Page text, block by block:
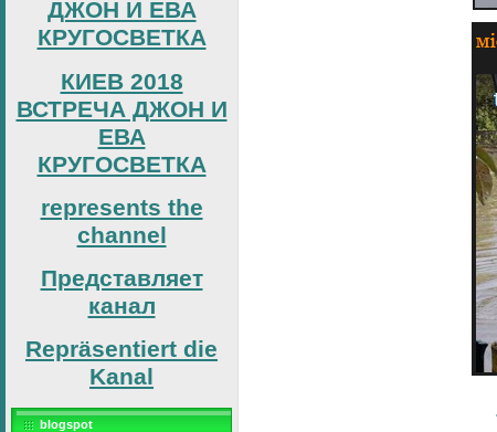
ДЖОН И ЕВА
КРУГОСВЕТКА
КИЕВ 2018
ВСТРЕЧА ДЖОН И
ЕВА
КРУГОСВЕТКА
represents the
channel
Представляет
канал
Repräsentiert die
Kanal
blogspot